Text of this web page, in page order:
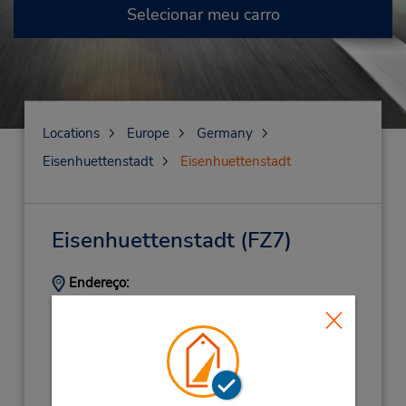
Selecionar meu carro
Locations Europe
Germany
Eisenhuettenstadt
Eisenhuettenstadt
Eisenhuettenstadt(FZ7)
Endereço:
Eisenhuettenstadt, 15890,
(49) 33647739822
Horário de funcionamento: